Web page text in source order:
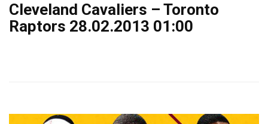
Cleveland Cavaliers – Toronto
Raptors 28.02.2013 01:00